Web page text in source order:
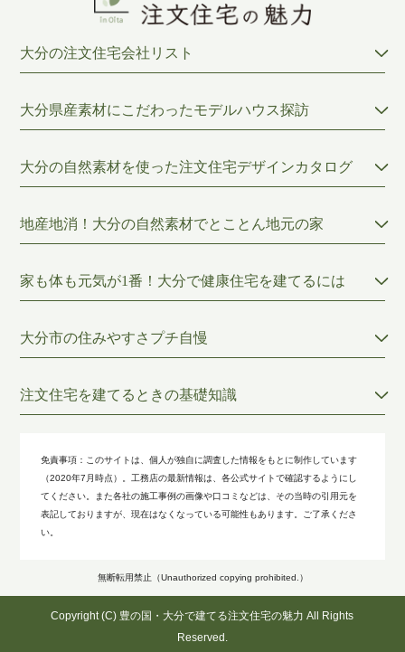
大分の注文住宅会社リスト
大分県産素材にこだわったモデルハウス探訪
大分の自然素材を使った注文住宅デザインカタログ
地産地消！大分の自然素材でとことん地元の家
家も体も元気が1番！大分で健康住宅を建てるには
大分市の住みやすさプチ自慢
注文住宅を建てるときの基礎知識
免責事項： このサイトは、個人が独自に調査した情報をもとに制作しています
（2020年7月時点）。工務店の最新情報は、各公式サイトで確認するようにし
てください。また各社の施工事例の画像や口コミなどは、その当時の引用元を
表記しておりますが、現在はなくなっている可能性もあります。ご了承くださ
い。
無断転用禁止（Unauthorized copying prohibited.）
Copyright (C) 豊の国・大分で建てる注文住宅の魅力 All Rights
Reserved.